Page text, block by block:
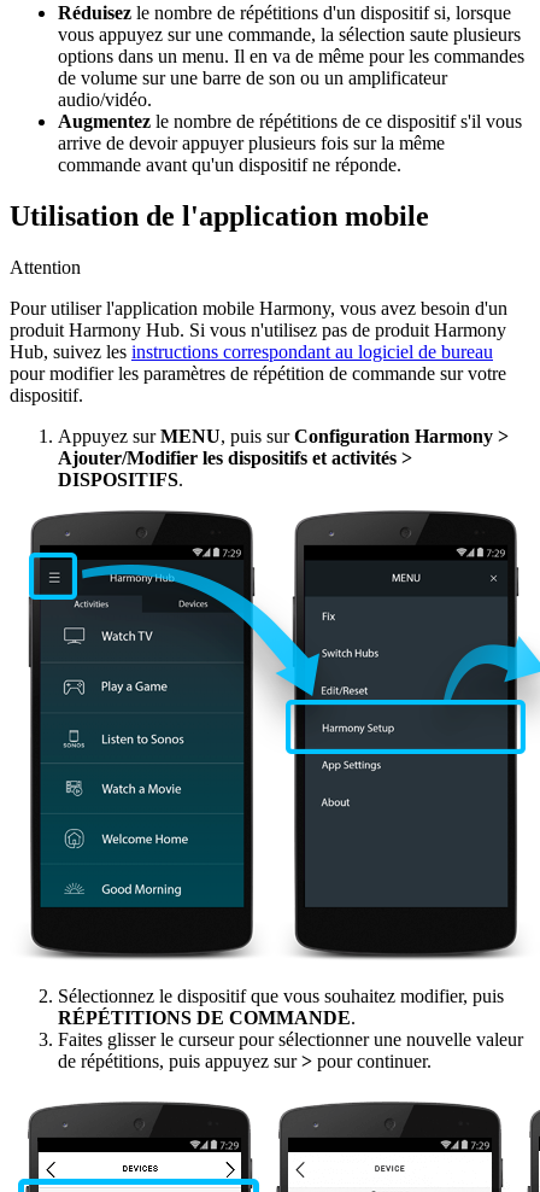
Réduisez le nombre de répétitions d'un dispositif si, lorsque
vous appuyez sur une commande, la sélection saute plusieurs
options dans un menu. Il en va de même pour les commandes
de volume sur une barre de son ou un amplificateur
audio/vidéo.
Augmentez le nombre de répétitions de ce dispositif s'il vous
arrive de devoir appuyer plusieurs fois sur la même
commande avant qu'un dispositif ne réponde.
Utilisation de l'application mobile
Attention
Pour utiliser l'application mobile Harmony, vous avez besoin d'un
produit Harmony Hub. Si vous n'utilisez pas de produit Harmony
Hub, suivez les instructions correspondant au logiciel de bureau
pour modifier les paramètres de répétition de commande sur votre
dispositif.
Appuyez surMENU, puis surConfiguration Harmony >
Ajouter/Modifier les dispositifs et activités >
DISPOSITIFS.
Sélectionnez le dispositif que vous souhaitez modifier, puis
RÉPÉTITIONS DE COMMANDE.
Faites glisser le curseur pour sélectionner une nouvelle valeur
de répétitions, puis appuyez sur> pour continuer.